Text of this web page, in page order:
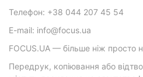
Телефон: +38 044 207 45 54
E-mail: info@focus.ua
FOCUS.UA — більше ніж просто
Передрук, копіювання або